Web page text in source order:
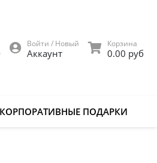
Войти / Новый
Аккаунт
Корзина
0.00 руб
КОРПОРАТИВНЫЕ ПОДАРКИ